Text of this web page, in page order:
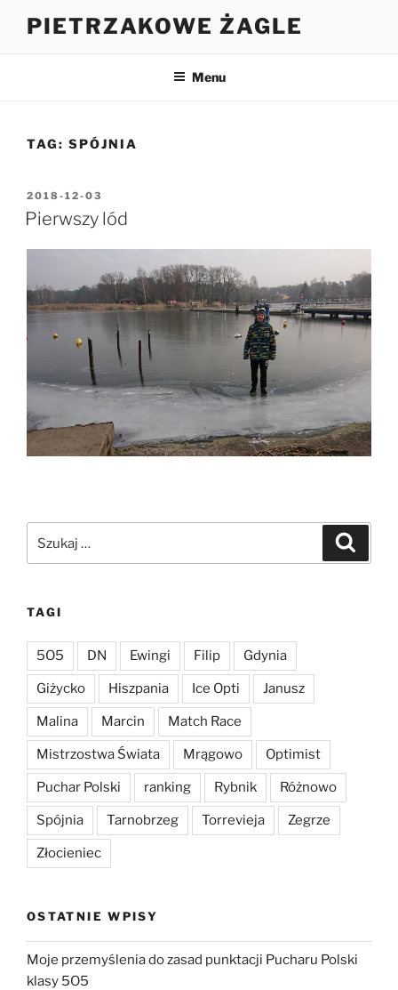
PIETRZAKOWE ŻAGLE
Menu
TAG: SPÓJNIA
OPUBLIKOWANE
W
2018-12-03
Pierwszy lód
TAGI
5O5 DN Ewingi Filip Gdynia
Giżycko Hiszpania Ice Opti Janusz
Malina Marcin Match Race
Mistrzostwa Świata Mrągowo Optimist
Puchar Polski ranking Rybnik Różnowo
Spójnia Tarnobrzeg Torrevieja Zegrze
Złocieniec
OSTATNIE WPISY
Moje przemyślenia do zasad punktacji Pucharu Polski
klasy 5O5